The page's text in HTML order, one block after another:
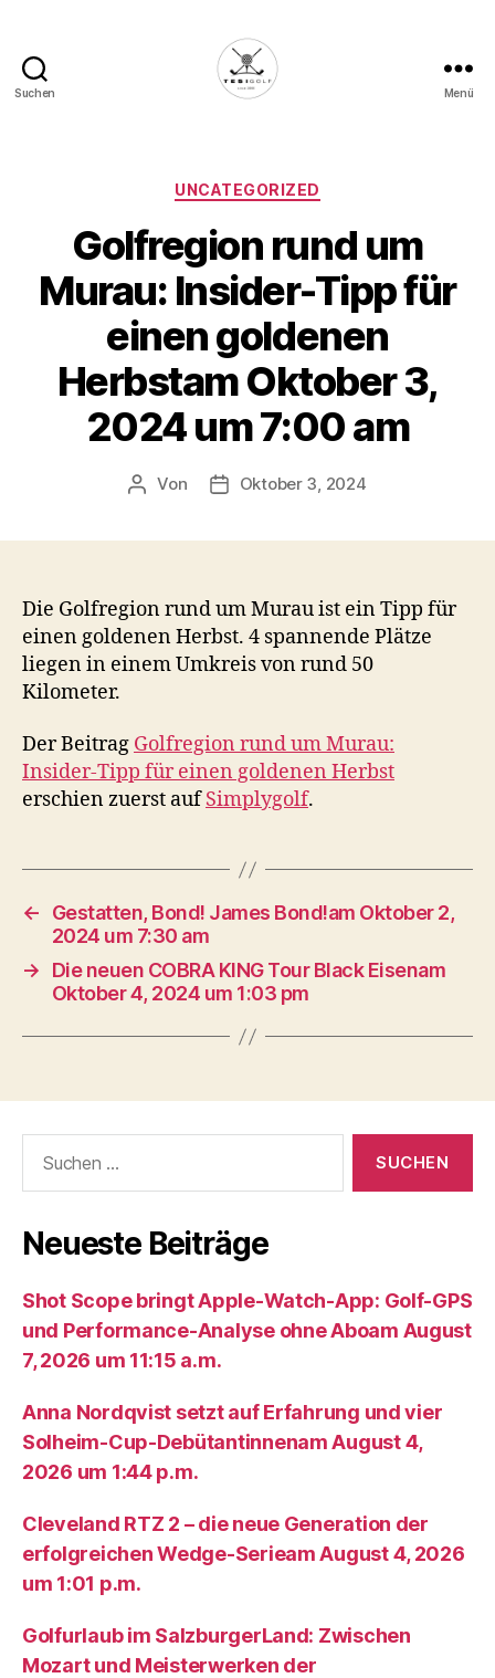
Suchen
Deine
Plattform
für
Golfbegeisterte!
Menü
Kategorien
UNCATEGORIZED
Golfregion rund um
Murau: Insider-Tipp für
einen goldenen
Herbstam Oktober 3,
2024 um 7:00 am
Beitragsautor
Von Veröffentlichungsdatum
Oktober 3, 2024
Die Golfregion rund um Murau ist ein Tipp für
einen goldenen Herbst. 4 spannende Plätze
liegen in einem Umkreis von rund 50
Kilometer.
Der Beitrag Golfregion rund um Murau:
Insider-Tipp für einen goldenen Herbst
erschien zuerst aufSimplygolf.
←
Gestatten, Bond! James Bond!am Oktober 2,
2024 um 7:30 am
→
Die neuen COBRA KING Tour Black Eisenam
Oktober 4, 2024 um 1:03 pm
nach:
Neueste Beiträge
Shot Scope bringt Apple-Watch-App: Golf-GPS
und Performance-Analyse ohne Aboam August
7, 2026 um 11:15 a.m.
Anna Nordqvist setzt auf Erfahrung und vier
Solheim-Cup-Debütantinnenam August 4,
2026 um 1:44 p.m.
Cleveland RTZ 2 – die neue Generation der
erfolgreichen Wedge-Serieam August 4, 2026
um 1:01 p.m.
Golfurlaub im SalzburgerLand: Zwischen
Mozart und Meisterwerken der